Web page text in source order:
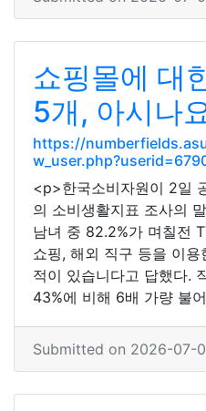
쇼핑몰에 대
5개, 아시나
https://
<p>한국소비자원이 2일
의 소비생활지표 조사의
남녀 중 82.2%가 며칠전
쇼핑, 해외 직구 등을 이
적이 있습니다고 답했다.
43%에 비해 6배 가량 불
Submitted on 2026-07-